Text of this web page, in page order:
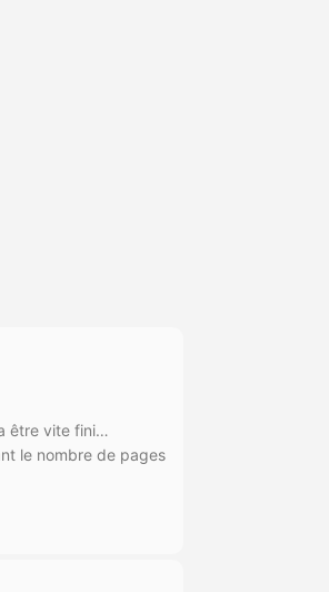
être vite fini…
le nombre de pages